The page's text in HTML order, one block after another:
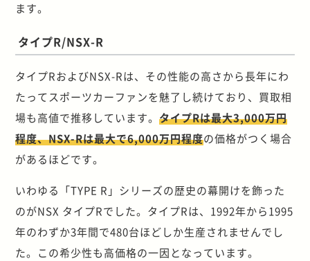
ます。
タイプR/NSX-R
タイプRおよびNSX-Rは、その性能の高さから長年にわ
たってスポーツカーファンを魅了し続けており、買取相
場も高値で推移しています。タイプRは最大3,000万円
程度、NSX-Rは最大で6,000万円程度の価格がつく場合
があるほどです。
いわゆる「TYPE R」シリーズの歴史の幕開けを飾った
のがNSX タイプRでした。タイプRは、1992年から1995
年のわずか3年間で480台ほどしか生産されませんでし
た。この希少性も高価格の一因となっています。